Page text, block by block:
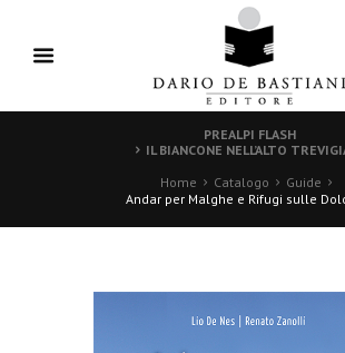
PREALPI FLASH
IL BIANCONE NELL’ALTO
Home
Catalogo
Guide
Andar per Malghe e Rifugi sulle